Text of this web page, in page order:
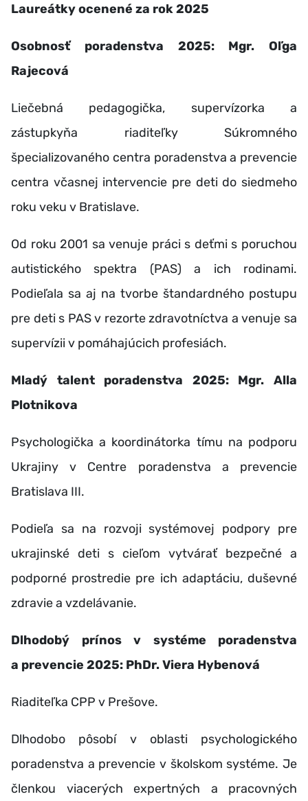
Laureátky ocenené za rok 2025
Osobnosť poradenstva 2025: Mgr. Oľga
Rajecová
Liečebná pedagogička, supervízorka a
zástupkyňa riaditeľky Súkromného
špecializovaného centra poradenstva a prevencie
centra včasnej intervencie pre deti do siedmeho
roku veku v Bratislave.
Od roku 2001 sa venuje práci s deťmi s poruchou
autistického spektra (PAS) a ich rodinami.
Podieľala sa aj na tvorbe štandardného postupu
pre deti s PAS v rezorte zdravotníctva a venuje sa
supervízii v pomáhajúcich profesiách.
Mladý talent poradenstva 2025: Mgr. Alla
Plotnikova
Psychologička a koordinátorka tímu na podporu
Ukrajiny v Centre poradenstva a prevencie
Bratislava III.
Podieľa sa na rozvoji systémovej podpory pre
ukrajinské deti s cieľom vytvárať bezpečné a
podporné prostredie pre ich adaptáciu, duševné
zdravie a vzdelávanie.
Dlhodobý prínos v systéme poradenstva
a prevencie 2025: PhDr. Viera Hybenová
Riaditeľka CPP v Prešove.
Dlhodobo pôsobí v oblasti psychologického
poradenstva a prevencie v školskom systéme. Je
členkou viacerých expertných a pracovných